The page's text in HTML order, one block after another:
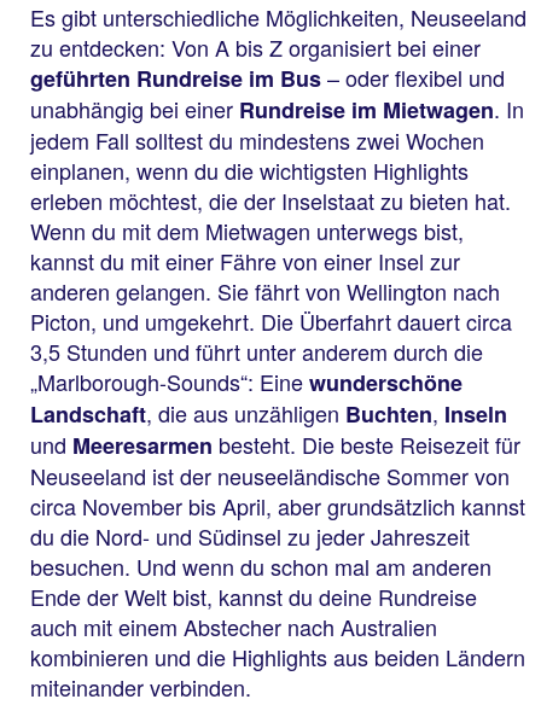
Es gibt unterschiedliche Möglichkeiten, Neuseeland
zu entdecken: Von A bis Z organisiert bei einer
geführten Rundreise im Bus– oder flexibel und
unabhängig bei einer Rundreise im Mietwagen. In
jedem Fall solltest du mindestens zwei Wochen
einplanen, wenn du die wichtigsten Highlights
erleben möchtest, die der Inselstaat zu bieten hat.
Wenn du mit dem Mietwagen unterwegs bist,
kannst du mit einer Fähre von einer Insel zur
anderen gelangen. Sie fährt von Wellington nach
Picton, und umgekehrt. Die Überfahrt dauert circa
3,5 Stunden und führt unter anderem durch die
„Marlborough-Sounds“: Einewunderschöne
Landschaft, die aus unzähligen Buchten, Inseln
und Meeresarmen besteht. Die beste Reisezeit für
Neuseeland ist der neuseeländische Sommer von
circa November bis April, aber grundsätzlich kannst
du die Nord- und Südinsel zu jeder Jahreszeit
besuchen. Und wenn du schon mal am anderen
Ende der Welt bist, kannst du deine Rundreise
auch mit einem Abstecher nach Australien
kombinieren und die Highlights aus beiden Ländern
miteinander verbinden.